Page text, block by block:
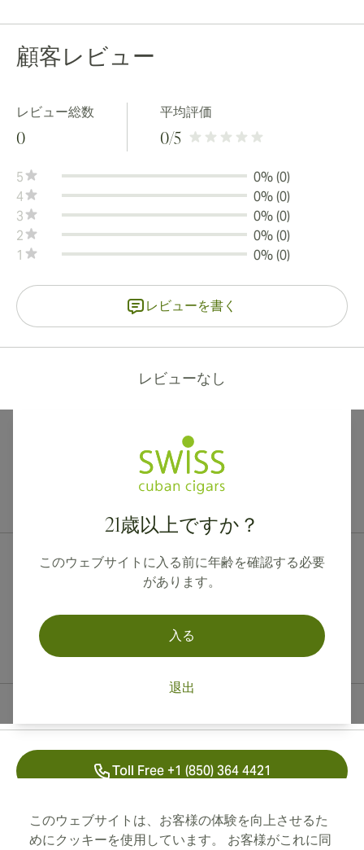
このウェブサイトは、お客様の体験を向上させるた
めにクッキーを使用しています。 お客様がこれに同
顧客レビュー
レビュー総数
0
平均評価
0/5
5
0% (0)
4
0% (0)
3
0% (0)
2
0% (0)
1
0% (0)
レビューを書く
レビューなし
21歳以上ですか？
このウェブサイトに入る前に年齢を確認する必要
があります。
入る
退出
Toll Free +1 (850) 364 4421
+41 22 518 44 43